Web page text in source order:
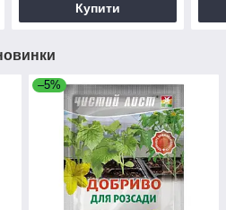
Купити
–5%